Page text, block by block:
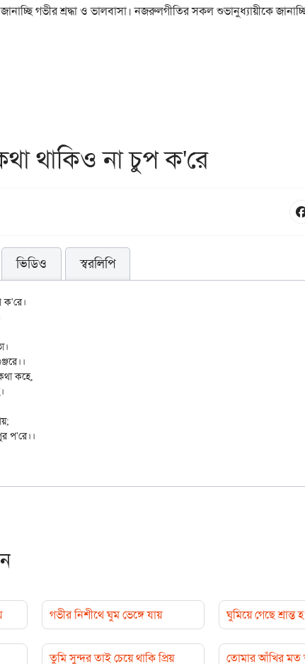
গভীর শ্রদ্ধা ও ভালবাসা। নজরুলগীতির সকল শুভানুধ্যায়ীকে
থাকিও না চুপ ক'রে
ভিডিও স্বরলিপি
ক'রে।
কহে,
গভীর নিশীথে ঘুম ভেঙ্গে যায় ঘুমিয়ে গেছে শ্রান্ত
তুমি সুন্দর তাই চেয়ে থাকি প্রিয় তোমার আঁখির মত